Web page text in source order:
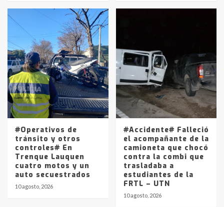
#Operativos de
tránsito y otros
controles# En
Trenque Lauquen
cuatro motos y un
auto secuestrados
10 agosto, 2026
#Accidente# Falleció
el acompañante de la
camioneta que chocó
contra la combi que
trasladaba a
estudiantes de la
FRTL – UTN
10 agosto, 2026